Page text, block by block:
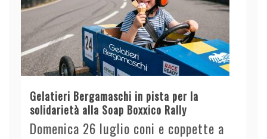
Gelatieri Bergamaschi in pista per la
solidarietà alla Soap Boxxico Rally
Domenica 26 luglio coni e coppette a